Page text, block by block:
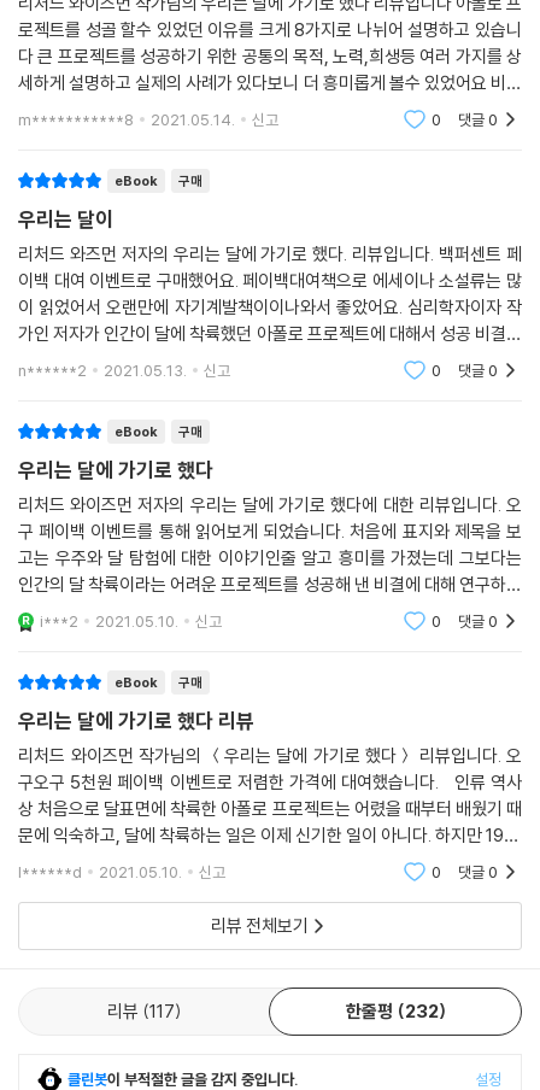
칠 동안 밤마다 발사대에 가서 자신을 달로 데려다줄 로켓의 다양한 부품
들을 살펴봤다. 그는 새턴 V의 각 부분의 설계와 제작, 점검에 관여한 수천
명의 사람들에 관해 자주 생각했다. 어느 날 밤, 엘리베이터를 타고 발사 타
워 상층부로 올라간 매팅리는 열려 있는 출입구 앞까지 가게 되었다. 그는
출입구를 지나 파이프와 케이블, 각종 배선으로 가득찬 커다란 방으로 들
수반되는 위험에 관해 잡담을 나누기 시작했다. 대화 중에 기술자가 자기
는 이 로켓이 몇 개의 부품으로 이루어져 있는지 모른다고 말했다. 그는 엄
청난 양의 연료가 어떻게 지구 중력에서 탈출하는 데 필요한 힘을 만들어
내는지, 항행 시스템이 어떻게 우주선을 달로 인도하는지도 잘 몰랐다. 매
팅리는 당연히 걱정이 되기 시작했다. 하지만 곧이어 그 기술자는 이 앞에
있는 패널은 전적으로 자기 책임이라고 말했다. 패널 안에 들어간 복잡한
전자제품을 완전히 이해하고 완벽하게 작동하는지 확인하는 게 그의 일이
었다. 기술자는 이 패널에 관한 한, 프로젝트가 자기 때문에 실패하는 일은
수많은 사람이 이와 똑같이 책임 의식을 지니고 있었기 때문에 아폴로 계
획이 성공할 수 있었음을 깨달았다.
--- p.163
미래는 늘 불확실하므로 새로운 프로젝트를 시작하더라도 계획대로 진행
되지 않을 수도 있다. 역경 앞에서 끈기 있게 버티는 것도 중요하지만, 쉬면
서 다음을 기약하는 게 더 현명한 시기에 계획에 집착하면서 무리하게 진
은 방법에 대한 완벽한 본보기를 제공한다.
이 책에서 나는 우주비행관제센터의 놀라운 성과를 뒷받침한다고 생각되
는 여덟 가지 심리적 원칙을 탐구했다. 동기를 부여하는 열정의 힘과 혁신
의 중요성을 발견했다. 일을 시작할 때 스스로에 대한 믿음이 얼마나 중요
하고, 승리를 거두려면 실패하는 법부터 배우는 것이 얼마나 중요한지 확
인했다. 성실성이 어떻게 성공의 기반을 마련하고, 용기가 어떻게 진보를
위한 발판을 제공하는지 알아냈다. 또한 각오의 밑거름이 되는 긍정적인
형태의 비관주의를 분석하고, 예상치 못한 우여곡절 앞에서 유연하게 대처
서 행동에 옮길 때 결실을 맺는다.
7. 준비성: 위기 상황에 미리 대비하는 마인드셋을 알려준다. 최악의 상황
에 대비하여 미리 준비해두면, 최고의 성과를 거둘 수 있다는 내용이다.
여곡절 앞에서 유연하게 대처할 수 있는 상황 대응력을 갖추게 된다.
평균 연령 26세, 블루칼라 출신
아폴로 마인드셋이 만들어낸 기적 같은 성공 스토리
리처드 와이즈먼은약 8년에 걸친 NASA 달 착륙 프로젝트를 되돌아보며,
비전 수립부터 문제 해결까지 조직 운영의 전 과정에서 필요한 8가지 마인
자들과의 생생한 인터뷰를 통해 사례를 구축하고 새로운 인사이트를 발견
학을 담고 있다.
이 책에 담긴 자기계발의 비법은 당신의 커리어뿐만 아니라 인생의 모든
실전 상황에서 활용 가능하다. 당신이 스타트업 신사업에 뛰어들고 싶다거
나, 혹은 이직, 결혼, 출산, 승진, 자격증, 심지어 귀농을 준비한다고 해도
반드시 만나게 될, 세상 모든 프로젝트가 직면하고야 마는 난관과 기회에
이 꿈꾸던 당신만의 달에 발을 디디도록 도와줄 것이다.
로젝트를 성골 할수 있었던 이유를 크게 8가지로 나뉘어 설명하고 있습니
다 큰 프로젝트를 성공하기 위한 공통의 목적, 노력,희생등 여러 가지를 상
세하게 설명하고 실제의 사례가 있다보니 더 흥미롭게 볼수 있었어요 비단
공동이 아니라 개인의 자기계발에도 큰 영향을 중수 있는 책이라는 생각이
m***********8 2021.05.14. 신고 0 댓글0
eBook 구매
우리는 달이
리처드 와즈먼 저자의 우리는 달에 가기로 했다. 리뷰입니다. 백퍼센트 페
이백 대여 이벤트로 구매했어요. 페이백대여책으로 에세이나 소설류는 많
이 읽었어서 오랜만에 자기계발책이이나와서 좋았어요. 심리학자이자 작
가인 저자가 인간이 달에 착륙했던 아폴로 프로젝트에 대해서 성공 비결을
8가지로 압축해서 풀어쓴 책인데, 실생활에도 유용하다고 하나 그렇게까
n******2 2021.05.13. 신고 0 댓글0
eBook 구매
우리는 달에 가기로 했다
리처드 와이즈먼 저자의 우리는 달에 가기로 했다에 대한 리뷰입니다. 오
구 페이백 이벤트를 통해 읽어보게 되었습니다. 처음에 표지와 제목을 보
고는 우주와 달 탐험에 대한 이야기인줄 알고 흥미를 가졌는데 그보다는
인간의 달 착륙이라는 어려운 프로젝트를 성공해 낸 비결에 대해 연구하는
심리학자의 글이었습니다. 달 착륙 하면 일단 과학 기술 발전 외에는 딱히
생각 해 본 적 없
i***2 2021.05.10. 신고 0 댓글0
eBook 구매
우리는 달에 가기로 했다 리뷰
리처드 와이즈먼 작가님의 ＜우리는 달에 가기로 했다＞ 리뷰입니다. 오
구오구 5천원 페이백 이벤트로 저렴한 가격에 대여했습니다. 인류 역사
상 처음으로 달표면에 착륙한 아폴로 프로젝트는 어렸을 때부터 배웠기 때
문에 익숙하고, 달에 착륙하는 일은 이제 신기한 일이 아니다. 하지만 1961
년 당시 역사상 처음으로 도전하는 과학자들과 우주선을 조종해야 하는 조
l******d 2021.05.10. 신고 0 댓글0
리뷰 전체보기
리뷰 117 한줄평 232
클린봇이 부적절한 글을 감지 중입니다. 설정